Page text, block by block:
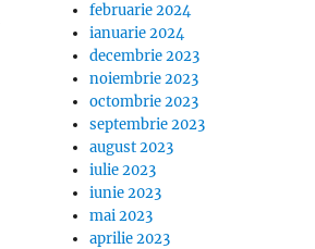
februarie 2024
ianuarie 2024
decembrie 2023
noiembrie 2023
octombrie 2023
septembrie 2023
august 2023
iulie 2023
iunie 2023
mai 2023
aprilie 2023